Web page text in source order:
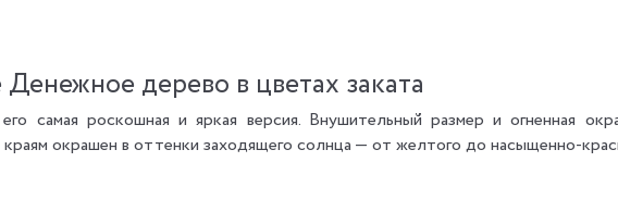
дерево в цветах заката
самая роскошная и яркая версия. Внушительный размер и огненная
окрашен в оттенки заходящего солнца — от желтого до насыщенно-